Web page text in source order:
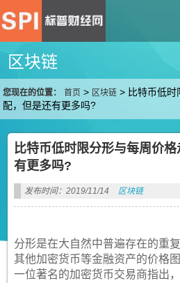
区块链
您现在的位置： 首页 > 区块链 > 比特币低
配，但是还有更多吗?
比特币低时限分形与每周价
有更多吗?
发布时间：2019/11/14 区块链
分形是在大自然中普遍存在的重
其他加密货币等金融资产的价格
一位著名的加密货币交易商指出